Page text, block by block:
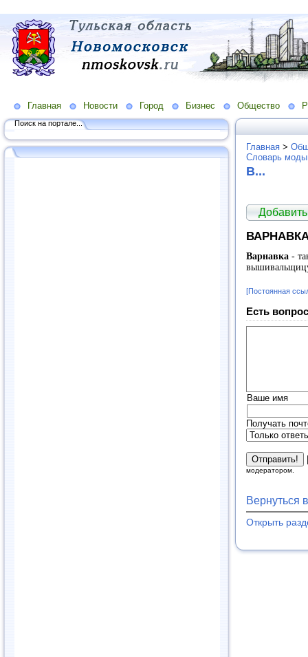
Главная Новости Город Бизнес Общество
Поиск на портале...
Главная >
Словарь
В...
Варнавка -
[Постоянная
Есть
Ваше имя
Получать
модератором.
Вернуться
Открыть